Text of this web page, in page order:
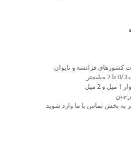
فرانسه و تایوان
چین
به بخش تماس با ما وارد شوید